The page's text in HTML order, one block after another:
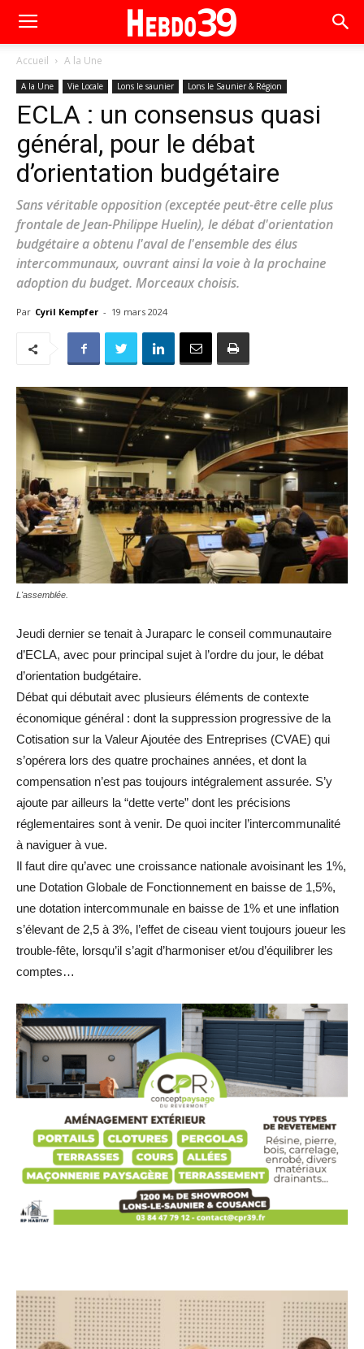
Accueil A la Une
A la Une Vie Locale Lons le saunier Lons le Saunier & Région
ECLA : un consensus quasi
général, pour le débat
d’orientation budgétaire
Sans véritable opposition (exceptée peut-être celle plus
frontale de Jean-Philippe Huelin), le débat d'orientation
budgétaire a obtenu l'aval de l'ensemble des élus
intercommunaux, ouvrant ainsi la voie à la prochaine
adoption du budget. Morceaux choisis.
Par Cyril Kempfer - 19 mars 2024
L'assemblée.
Jeudi dernier se tenait à Juraparc le conseil communautaire
d’ECLA, avec pour principal sujet à l’ordre du jour, le débat
d’orientation budgétaire.
Débat qui débutait avec plusieurs éléments de contexte
économique général : dont la suppression progressive de la
Cotisation sur la Valeur Ajoutée des Entreprises (CVAE) qui
s’opérera lors des quatre prochaines années, et dont la
compensation n’est pas toujours intégralement assurée. S’y
ajoute par ailleurs la “dette verte” dont les précisions
réglementaires sont à venir. De quoi inciter l’intercommunalité
à naviguer à vue.
Il faut dire qu’avec une croissance nationale avoisinant les 1%,
une Dotation Globale de Fonctionnement en baisse de 1,5%,
une dotation intercommunale en baisse de 1% et une inflation
s’élevant de 2,5 à 3%, l’effet de ciseau vient toujours joueur les
trouble-fête, lorsqu’il s’agit d’harmoniser et/ou d’équilibrer les
comptes…